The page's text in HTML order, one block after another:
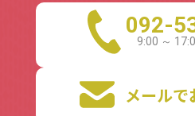
092-
メールで